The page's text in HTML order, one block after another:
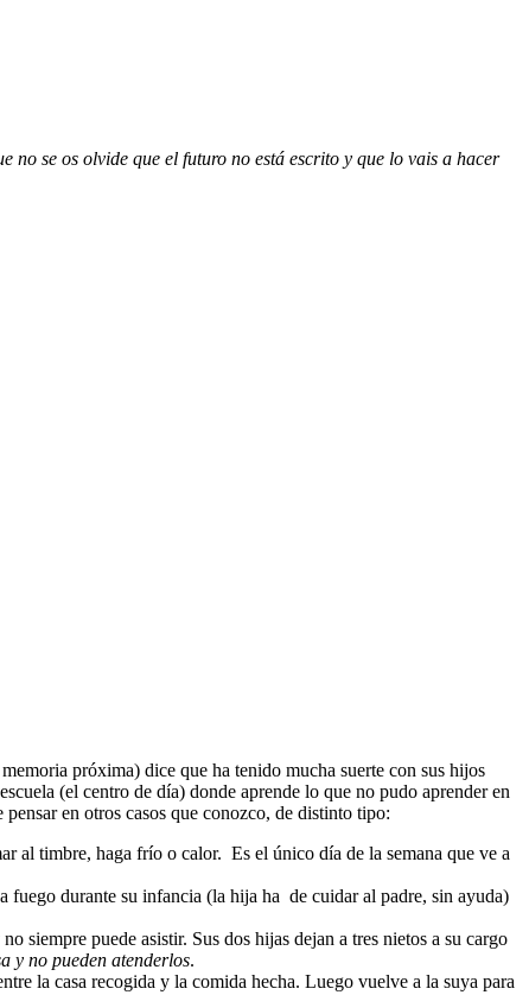
no se os olvide que el futuro no está escrito y que lo vais a hacer
próxima) dice que ha tenido mucha suerte con sus hijos
(el centro de día) donde aprende lo que no pudo aprender en
en otros casos que conozco, de distinto tipo:
al timbre, haga frío o calor. Es el único día de la semana que ve a
fuego durante su infancia (la hija ha de cuidar al padre, sin ayuda)
siempre puede asistir. Sus dos hijas dejan a tres nietos a su cargo
y no pueden atenderlos.
la casa recogida y la comida hecha. Luego vuelve a la suya para